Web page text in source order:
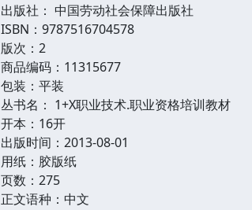
出版社： 中国劳动社会保障出版社
ISBN：9787516704578
版次：2
商品编码：11315677
包装：平装
丛书名： 1+X职业技术.职业资格培训教材
开本：16开
出版时间：2013-08-01
用纸：胶版纸
页数：275
正文语种：中文